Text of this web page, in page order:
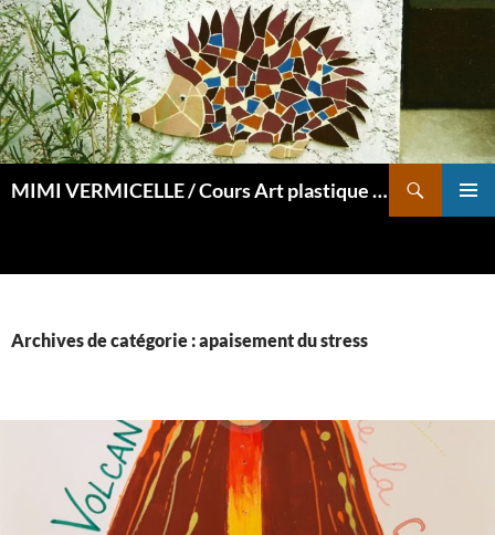
Aller
au
contenu
MIMI VERMICELLE / Cours Art plastique et mosaïque
Archives de catégorie : apaisement du stress